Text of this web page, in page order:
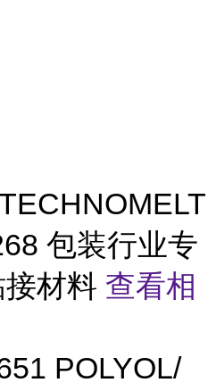
包装行业专
材料 查看相
POLYOL/